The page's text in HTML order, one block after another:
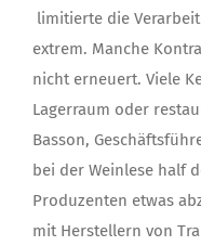
limitierte die
extrem. Manche
nicht erneuert. Viele
Lagerraum oder
Basson,
bei der Weinlese half
Produzenten etwas
mit Herstellern von